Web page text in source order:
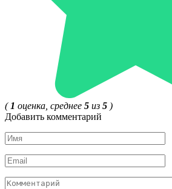
( 1 оценка, среднее 5 из 5 )
Добавить комментарий
Имя
*
Email
*
Комментарий